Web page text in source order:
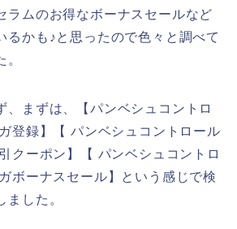
ラムのお得なボーナスセールなど
るかも♪と思ったので色々と調べて
、まずは、【パンベシュコントロ
登録】【 パンベシュコントロール
クーポン】【 パンベシュコントロ
ボーナスセール】という感じで検
ました。